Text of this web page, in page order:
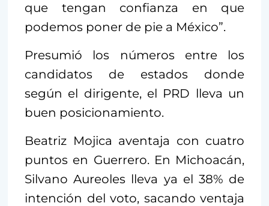
que tengan confianza en que
podemos poner de pie a México”.
Presumió los números entre los
candidatos de estados donde
según el dirigente, el PRD lleva un
buen posicionamiento.
Beatriz Mojica aventaja con cuatro
puntos en Guerrero. En Michoacán,
Silvano Aureoles lleva ya el 38% de
intención del voto, sacando ventaja